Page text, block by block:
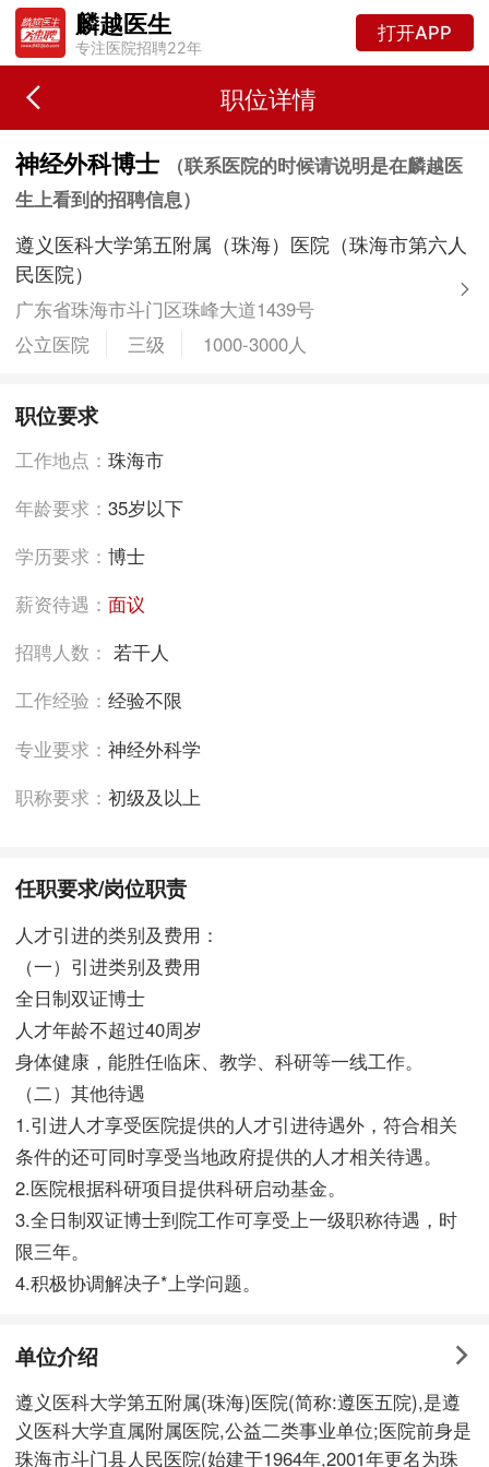
麟越医生
专注医院招聘22年
打开APP
职位详情
神经外科博士
（联系医院的时候请说明是在麟越医
生上看到的招聘信息）
遵义医科大学第五附属（珠海）医院（珠海市第六人
民医院）
广东省珠海市斗门区珠峰大道1439号
公立医院
三级 1000-3000人
职位要求
工作地点：珠海市
年龄要求：35岁以下
学历要求：博士
薪资待遇：面议
招聘人数：若干人
工作经验：经验不限
专业要求：神经外科学
职称要求：初级及以上
任职要求/岗位职责
人才引进的类别及费用：
（一）引进类别及费用
全日制双证博士
人才年龄不超过40周岁
身体健康，能胜任临床、教学、科研等一线工作。
（二）其他待遇
1.引进人才享受医院提供的人才引进待遇外，符合相关
条件的还可同时享受当地政府提供的人才相关待遇。
2.医院根据科研项目提供科研启动基金。
3.全日制双证博士到院工作可享受上一级职称待遇，时
限三年。
4.积极协调解决子*上学问题。
单位介绍
遵义医科大学第五附属(珠海)医院(简称:遵医五院),是遵
义医科大学直属附属医院,公益二类事业单位;医院前身是
珠海市斗门县人民医院(始建于1964年,2001年更名为珠